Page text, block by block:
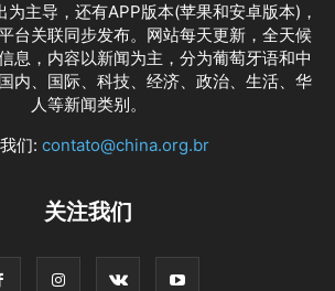
主导，还有APP版本(苹果和安卓版本)，
台关联同步发布。网站每天更新，全天候
息，内容以新闻为主，分为葡萄牙语和中
内、国际、科技、经济、政治、生活、华
人等新闻类别。
们: contato@china.org.br
关注我们